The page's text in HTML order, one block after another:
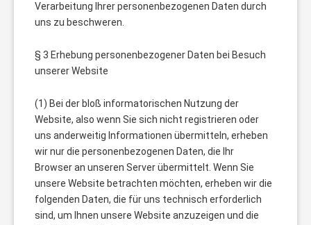
Verarbeitung Ihrer personenbezogenen Daten durch
uns zu beschweren.
§ 3 Erhebung personenbezogener Daten bei Besuch
unserer Website
(1) Bei der bloß informatorischen Nutzung der
Website, also wenn Sie sich nicht registrieren oder
uns anderweitig Informationen übermitteln, erheben
wir nur die personenbezogenen Daten, die Ihr
Browser an unseren Server übermittelt. Wenn Sie
unsere Website betrachten möchten, erheben wir die
folgenden Daten, die für uns technisch erforderlich
sind, um Ihnen unsere Website anzuzeigen und die